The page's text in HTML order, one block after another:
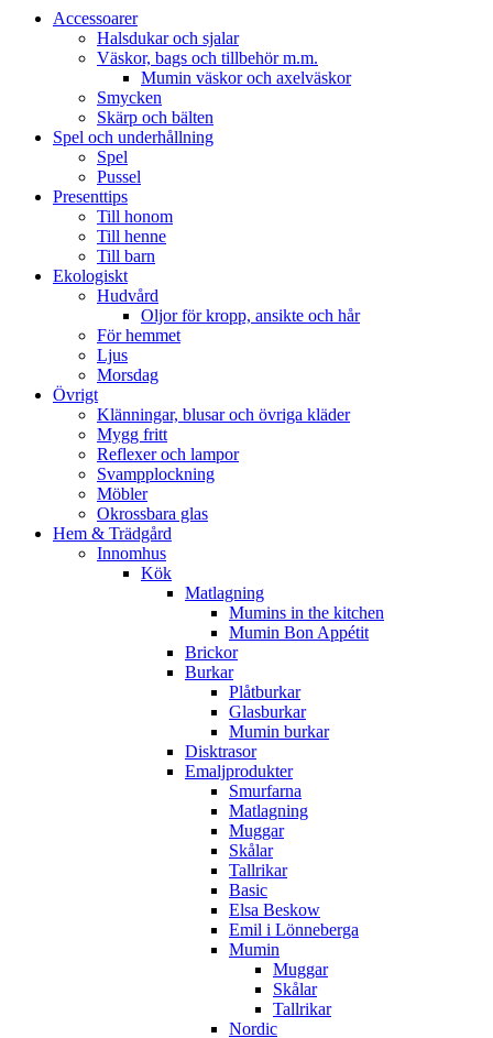
Accessoarer
Halsdukar och sjalar
Väskor, bags och tillbehör m.m.
Mumin väskor och axelväskor
Smycken
Skärp och bälten
Spel och underhållning
Spel
Pussel
Presenttips
Till honom
Till henne
Till barn
Ekologiskt
Hudvård
Oljor för kropp, ansikte och hår
För hemmet
Ljus
Morsdag
Övrigt
Klänningar, blusar och övriga kläder
Mygg fritt
Reflexer och lampor
Svampplockning
Möbler
Okrossbara glas
Hem & Trädgård
Innomhus
Kök
Matlagning
Mumins in the kitchen
Mumin Bon Appétit
Brickor
Burkar
Plåtburkar
Glasburkar
Mumin burkar
Disktrasor
Emaljprodukter
Smurfarna
Matlagning
Muggar
Skålar
Tallrikar
Basic
Elsa Beskow
Emil i Lönneberga
Mumin
Muggar
Skålar
Tallrikar
Nordic